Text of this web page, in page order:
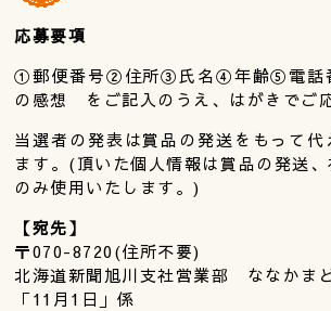
応募要項
①郵便番号②住所③氏名④年齢⑤電話
の感想 をご記入のうえ、はがき でご
当選者の発表は賞品の発送をもって代
ます。(頂いた個人情報は賞品の発送
のみ使用いたします。)
【宛先】
〒070-8720(住所不要)
北海道新聞旭川支社営業部 ななかま
「11月1日」係